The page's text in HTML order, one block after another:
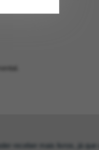
receber mais livros, já que